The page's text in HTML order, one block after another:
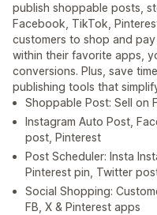
publish shoppable posts,
Facebook, TikTok,
customers to shop and
within their favorite apps,
conversions. Plus, save
publishing tools that
Shoppable Post: Sell on
Instagram Auto Post,
post, Pinterest
Post Scheduler: Insta
Pinterest pin, Twitter
Social Shopping:
FB, X & Pinterest apps